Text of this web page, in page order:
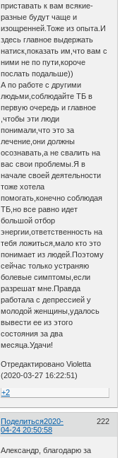
приставать к вам всякие-
разные будут чаще и
изощренней.Тоже из опыта.И
здесь главное выдержать
натиск,показать им,что вам с
ними не по пути,короче
послать подальше))
А по работе с другими
людьми,соблюдайте ТБ в
первую очередь и главное
,чтобы эти люди
понимали,что это за
лечение,они должны
осознавать,а не свалить на
вас свои проблемы.Я в
начале своей деятельности
тоже хотела
помогать,конечно соблюдая
ТБ,но все равно идет
большой отбор
энергии,ответственность на
тебя ложиться,мало кто это
понимает из людей.Поэтому
сейчас только устраняю
болевые симптомы,если
разрешат мне.Правда
работала с депрессией у
молодой женщины,удалось
вывести ее из этого
состояния за два
месяца.Удачи!
Отредактировано Violetta
(2020-03-27 16:22:51)
+2
Поделиться 222
2020-
04-24 20:50:58
Александр, благодарю за